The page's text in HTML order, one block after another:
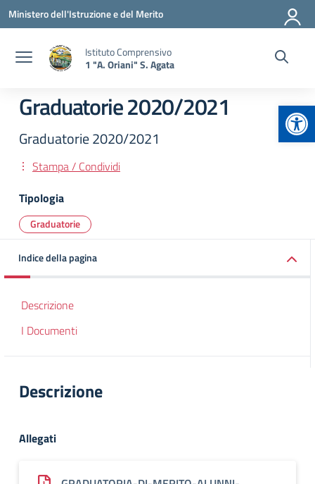
Vai ai contenuti
Vai al menu di navigazione
Vai al footer
Ministero dell'Istruzione e del Merito
Istituto Comprensivo
1 "A. Oriani" S. Agata
Graduatorie 2020/2021
Graduatorie 2020/2021
Stampa / Condividi
Tipologia
Graduatorie
Indice della pagina
Descrizione
I Documenti
Descrizione
Allegati